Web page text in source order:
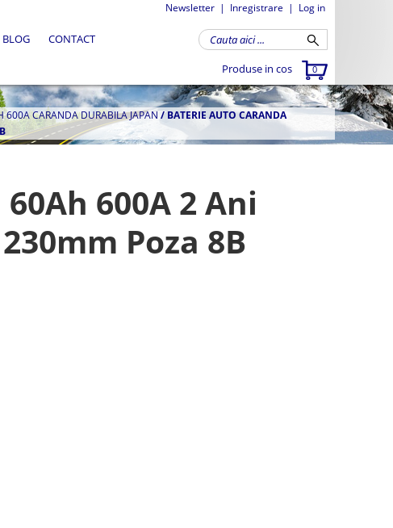
Newsletter | Inregistrare | Log in
Produse in cos 0
BLOG CONTACT
600A CARANDA DURABILA JAPAN/BATERIE AUTO CARANDA
600A 2 Ani
Poza 8B